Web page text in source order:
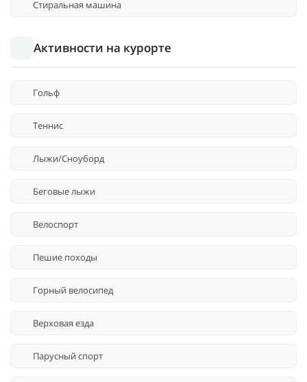
Стиральная машина
Активности на курорте
Гольф
Теннис
Лыжи/Сноуборд
Беговые лыжи
Велоспорт
Пешие походы
Горный велосипед
Верховая езда
Парусный спорт